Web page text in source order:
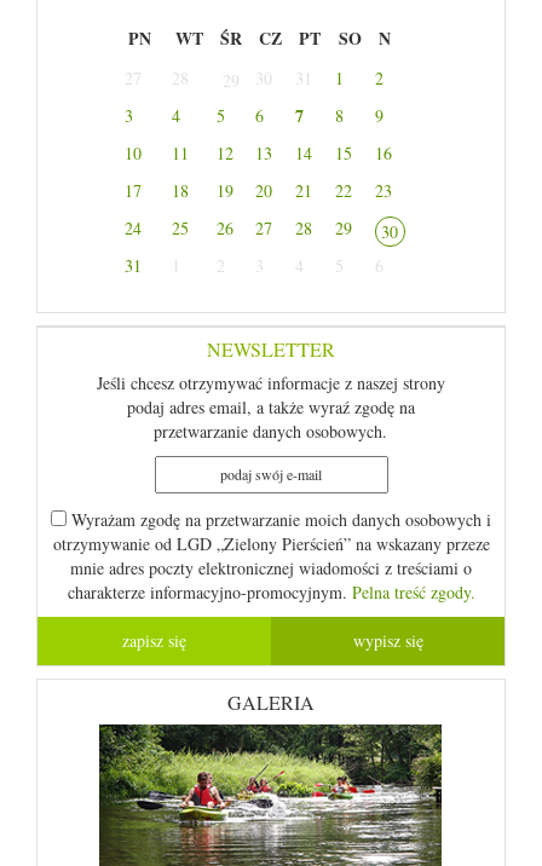
PN WT ŚR CZ PT SO N
27 28 29 30 31 1
2
3
4 5 6 7 8
9
10
11 12 13 14 15
16
17
18 19 20 21 22
23
24
25 26 27 28 29
30
31
1 2 3 4 5 6
NEWSLETTER
Jeśli chcesz otrzymywać informacje z naszej strony
podaj adres email, a także wyraź zgodę na
przetwarzanie danych osobowych.
Wyrażam zgodę na przetwarzanie moich danych osobowych i
otrzymywanie od LGD „Zielony Pierścień” na wskazany przeze
mnie adres poczty elektronicznej wiadomości z treściami o
charakterze informacyjno-promocyjnym. Pelna treść zgody.
GALERIA